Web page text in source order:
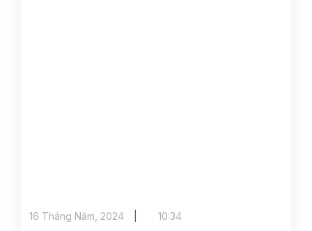
16 Tháng Năm, 2024 10:34